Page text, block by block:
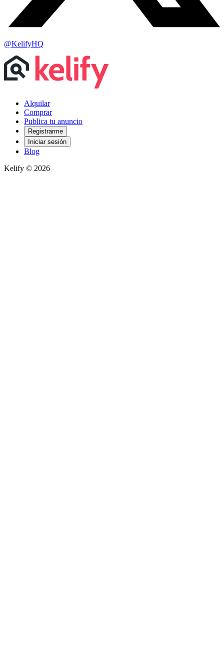
@KelifyHQ
Alquilar
Comprar
Publica tu anuncio
Registrarme
Iniciar sesión
Blog
Kelify © 2026